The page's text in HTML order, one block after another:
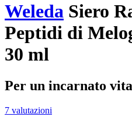
Weleda Siero
Peptidi di
30 ml
Per un incarnato
7 valutazioni